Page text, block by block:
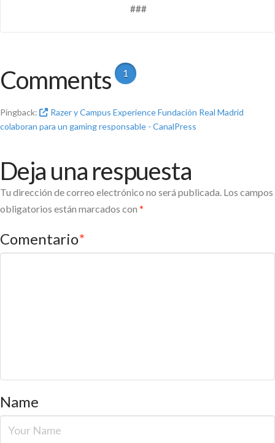
###
Comments 1
Pingback:
Razer y Campus Experience Fundación Real Madrid
colaboran para un gaming responsable - CanalPress
Deja una respuesta
Tu dirección de correo electrónico no será publicada. Los campos
obligatorios están marcados con *
Comentario*
Name